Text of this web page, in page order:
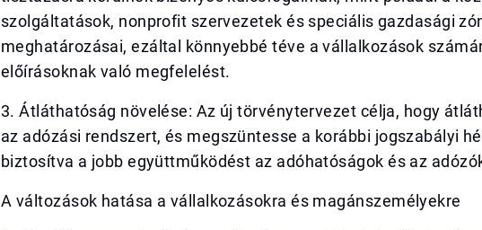
szolgáltatások, nonprofit szervezetek és speciális gazdasági
meghatározásai, ezáltal könnyebbé téve a vállalkozások
előírásoknak való megfelelést.
3. Átláthatóság növelése: Az új törvénytervezet célja, hogy
az adózási rendszert, és megszüntesse a korábbi jogszabályi
biztosítva a jobb együttműködést az adóhatóságok és az
A változások hatása a vállalkozásokra és magánszemélyekre